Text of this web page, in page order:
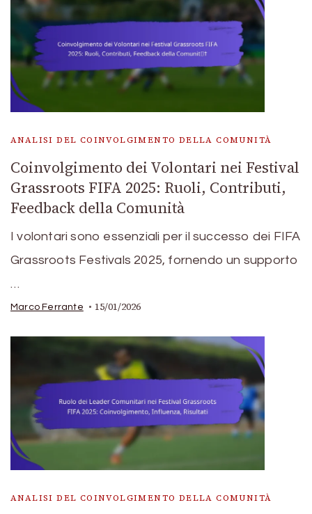
ANALISI DEL COINVOLGIMENTO DELLA COMUNITÀ
Coinvolgimento dei Volontari nei Festival
Grassroots FIFA 2025: Ruoli, Contributi,
Feedback della Comunità
I volontari sono essenziali per il successo dei FIFA
Grassroots Festivals 2025, fornendo un supporto
…
Marco Ferrante 15/01/2026
ANALISI DEL COINVOLGIMENTO DELLA COMUNITÀ